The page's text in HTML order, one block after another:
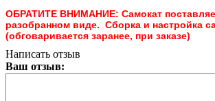
ОБРАТИТЕ ВНИМАНИЕ: Самокат
разобранном виде. Сборка и настройка
(обговаривается заранее, при заказе)
Написать отзыв
Ваш отзыв: